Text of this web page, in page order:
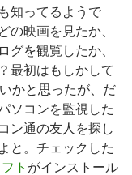
知ってるようで
の映画を見たか、
グを観覧したか、
最初はもしかして
かと思ったが、だ
ソコンを監視した
ン通の友人を探し
と。チェックした
ト がインストール